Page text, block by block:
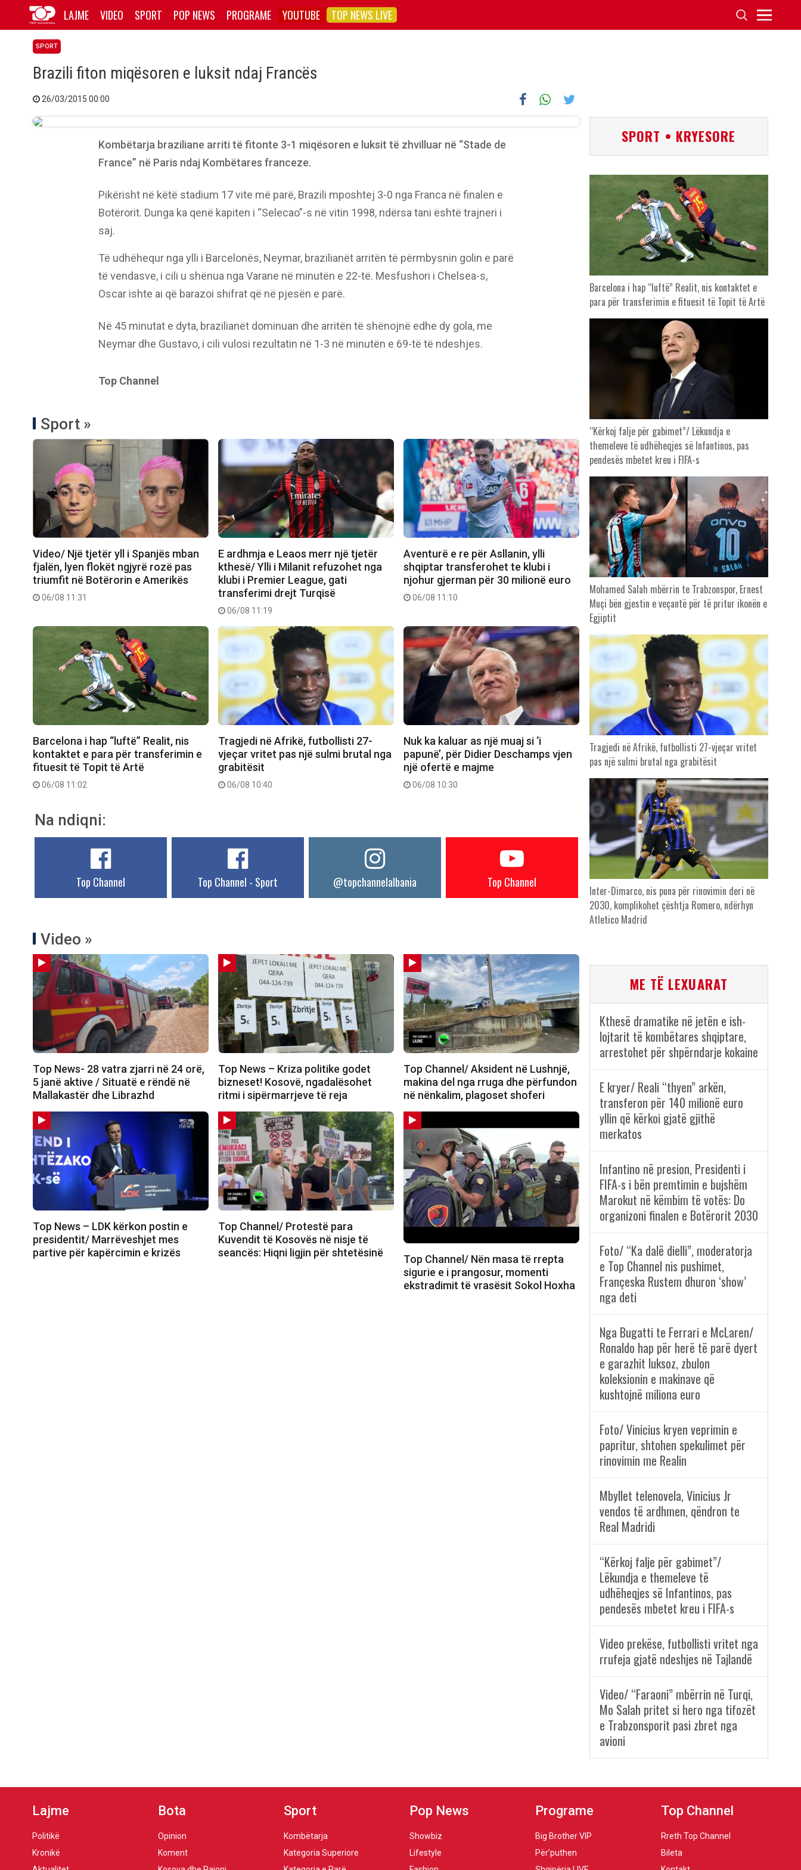
LAJME VIDEO SPORT POP NEWS PROGRAME YOUTUBE TOP NEWS LIVE
SPORT
Brazili fiton miqësoren e luksit ndaj Francës
26/03/2015 00:00
Kombëtarja braziliane arriti të fitonte 3-1 miqësoren e luksit të zhvilluar në “Stade de
France” në Paris ndaj Kombëtares franceze.
Pikërisht në këtë stadium 17 vite më parë, Brazili mposhtej 3-0 nga Franca në finalen e
Botërorit. Dunga ka qenë kapiten i “Selecao”-s në vitin 1998, ndërsa tani është trajneri i
saj.
Të udhëhequr nga ylli i Barcelonës, Neymar, brazilianët arritën të përmbysnin golin e parë
të vendasve, i cili u shënua nga Varane në minutën e 22-të. Mesfushori i Chelsea-s,
Oscar ishte ai që barazoi shifrat që në pjesën e parë.
Në 45 minutat e dyta, brazilianët dominuan dhe arritën të shënojnë edhe dy gola, me
Neymar dhe Gustavo, i cili vulosi rezultatin në 1-3 në minutën e 69-të të ndeshjes.
Top Channel
Sport »
Video/ Një tjetër yll i Spanjës mban
fjalën, lyen flokët ngjyrë rozë pas
triumfit në Botërorin e Amerikës
06/08 11:31
E ardhmja e Leaos merr një tjetër
kthesë/ Ylli i Milanit refuzohet nga
klubi i Premier League, gati
transferimi drejt Turqisë
06/08 11:19
Aventurë e re për Asllanin, ylli
shqiptar transferohet te klubi i
njohur gjerman për 30 milionë euro
06/08 11:10
Barcelona i hap “luftë” Realit, nis
kontaktet e para për transferimin e
fituesit të Topit të Artë
06/08 11:02
Tragjedi në Afrikë, futbollisti 27-
vjeçar vritet pas një sulmi brutal nga
grabitësit
06/08 10:40
Nuk ka kaluar as një muaj si ‘i
papunë’, për Didier Deschamps vjen
një ofertë e majme
06/08 10:30
Na ndiqni:
Top Channel Top Channel - Sport @topchannelalbania Top Channel
Video »
Top News- 28 vatra zjarri në 24 orë,
5 janë aktive / Situatë e rëndë në
Mallakastër dhe Librazhd
Top News – Kriza politike godet
bizneset! Kosovë, ngadalësohet
ritmi i sipërmarrjeve të reja
Top Channel/ Aksident në Lushnjë,
makina del nga rruga dhe përfundon
në nënkalim, plagoset shoferi
Top News – LDK kërkon postin e
presidentit/ Marrëveshjet mes
partive për kapërcimin e krizës
Top Channel/ Protestë para
Kuvendit të Kosovës në nisje të
seancës: Hiqni ligjin për shtetësinë
Top Channel/ Nën masa të rrepta
sigurie e i prangosur, momenti
ekstradimit të vrasësit Sokol Hoxha
SPORT • KRYESORE
Barcelona i hap “luftë” Realit, nis kontaktet e
para për transferimin e fituesit të Topit të Artë
“Kërkoj falje për gabimet”/ Lëkundja e
themeleve të udhëheqjes së Infantinos, pas
pendesës mbetet kreu i FIFA-s
Mohamed Salah mbërrin te Trabzonspor, Ernest
Muçi bën gjestin e veçantë për të pritur ikonën e
Egjiptit
Tragjedi në Afrikë, futbollisti 27-vjeçar vritet
pas një sulmi brutal nga grabitësit
Inter-Dimarco, nis puna për rinovimin deri në
2030, komplikohet çështja Romero, ndërhyn
Atletico Madrid
ME TË LEXUARAT
Kthesë dramatike në jetën e ish-
lojtarit të kombëtares shqiptare,
arrestohet për shpërndarje kokaine
E kryer/ Reali “thyen” arkën,
transferon për 140 milionë euro
yllin që kërkoi gjatë gjithë
merkatos
Infantino në presion, Presidenti i
FIFA-s i bën premtimin e bujshëm
Marokut në këmbim të votës: Do
organizoni finalen e Botërorit 2030
Foto/ “Ka dalë dielli”, moderatorja
e Top Channel nis pushimet,
Françeska Rustem dhuron ‘show’
nga deti
Nga Bugatti te Ferrari e McLaren/
Ronaldo hap për herë të parë dyert
e garazhit luksoz, zbulon
koleksionin e makinave që
kushtojnë miliona euro
Foto/ Vinicius kryen veprimin e
papritur, shtohen spekulimet për
rinovimin me Realin
Mbyllet telenovela, Vinicius Jr
vendos të ardhmen, qëndron te
Real Madridi
“Kërkoj falje për gabimet”/
Lëkundja e themeleve të
udhëheqjes së Infantinos, pas
pendesës mbetet kreu i FIFA-s
Video prekëse, futbollisti vritet nga
rrufeja gjatë ndeshjes në Tajlandë
Video/ “Faraoni” mbërrin në Turqi,
Mo Salah pritet si hero nga tifozët
e Trabzonsporit pasi zbret nga
avioni
Lajme
Politikë
Kronikë
Bota
Opinion
Koment
Sport
Kombëtarja
Kategoria Superiore
Pop News
Showbiz
Lifestyle
Programe
Big Brother VIP
Për’puthen
Top Channel
Rreth Top Channel
Bileta